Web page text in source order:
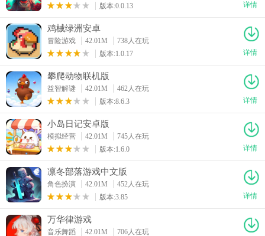
版本:0.0.13
详情
鸡械绿洲安卓
冒险游戏 42.01M
738人在玩
版本:1.0.17
详情
攀爬动物联机版
益智解谜 42.01M
462人在玩
版本:8.6.3
详情
小岛日记安卓版
模拟经营 42.01M
745人在玩
版本:1.6.0
详情
凛冬部落游戏中文版
角色扮演 42.01M
452人在玩
版本:3.85
详情
万华律游戏
音乐舞蹈 42.01M 706人在玩